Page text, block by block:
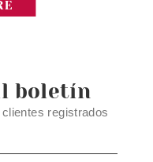
boletín
registrados